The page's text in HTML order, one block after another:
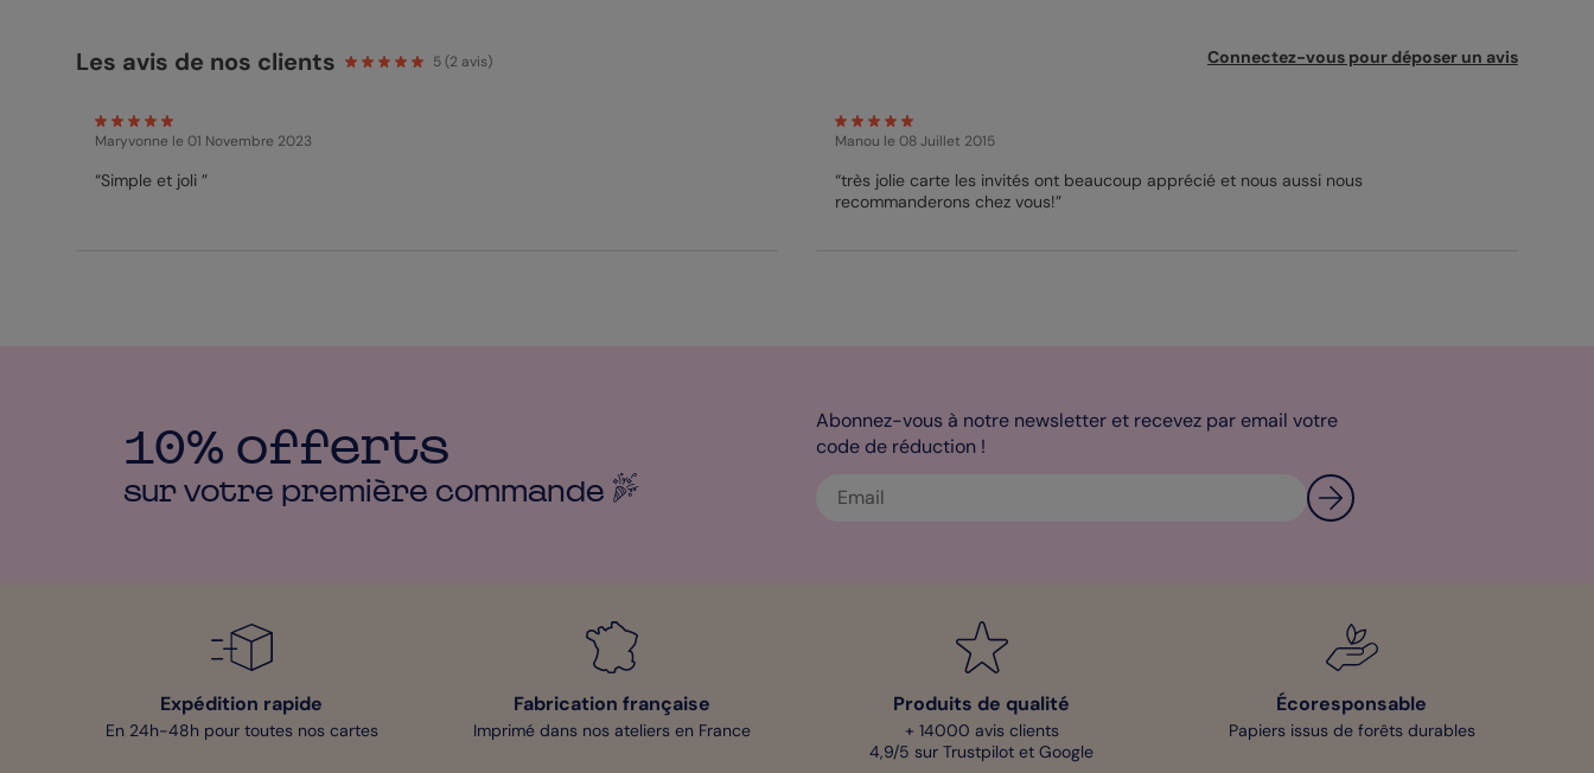
Les avis de nos clients 5(2 avis) Connectez-vous pour déposer un avis
Maryvonne le 01 Novembre 2023
“Simple et joli ”
Manou le 08 Juillet 2015
“très jolie carte les invités ont beaucoup apprécié et nous aussi nous
recommanderons chez vous!”
10% offerts
sur votre première commande
Abonnez-vous à notre newsletter et recevez par email votre
code de réduction !
Expédition rapide
En 24h-48h pour toutes nos cartes
Fabrication française
Imprimé dans nos ateliers en France
Produits de qualité
+ 14000 avis clients
4,9/5 sur Trustpilot et Google
Écoresponsable
Papiers issus de forêts durables